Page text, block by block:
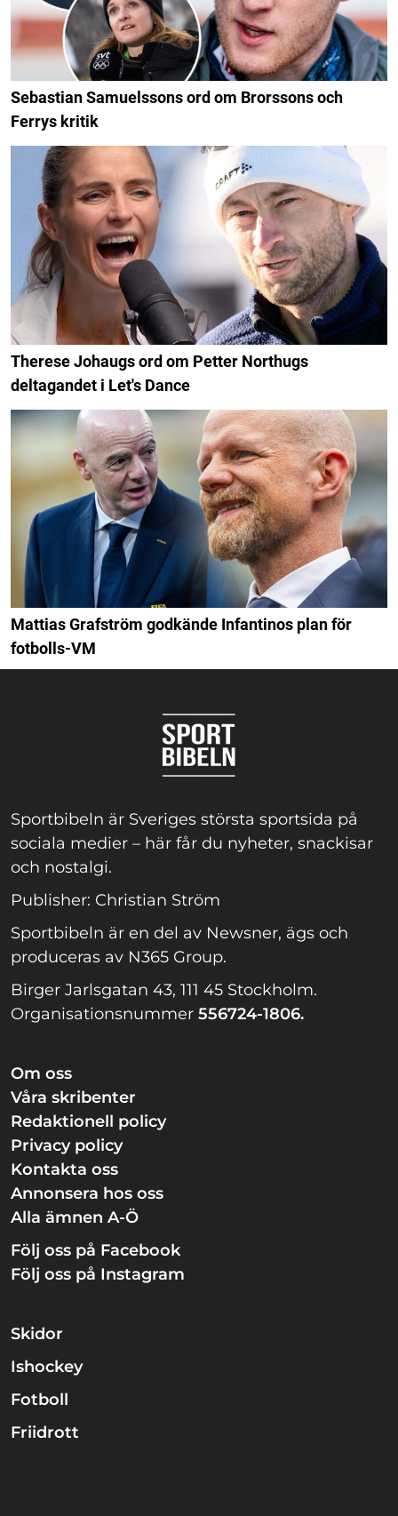
Sebastian Samuelssons ord om Brorssons och
Ferrys kritik
Therese Johaugs ord om Petter Northugs
deltagandet i Let's Dance
Mattias Grafström godkände Infantinos plan för
fotbolls-VM
Sportbibeln är Sveriges största sportsida på
sociala medier – här får du nyheter, snackisar
och nostalgi.
Publisher: Christian Ström
Sportbibeln är en del av Newsner, ägs och
produceras av N365 Group.
Birger Jarlsgatan 43, 111 45 Stockholm.
Organisationsnummer 556724-1806.
Om oss
Våra skribenter
Redaktionell policy
Privacy policy
Kontakta oss
Annonsera hos oss
Alla ämnen A-Ö
Följ oss på Facebook
Följ oss på Instagram
Skidor
Ishockey
Fotboll
Friidrott